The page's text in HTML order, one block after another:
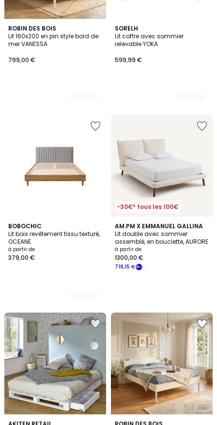
ROBIN DES BOIS
Lit 160x200 en pin style bord de
mer VANESSA
799,00 €
2
Couleurs
SORELH
Lit coffre avec sommier
relevable YOKA
599,99 €
2
Couleurs
BOBOCHIC
Lit bois revêtement tissu texturé,
OCEANE
à partir de
379,00 €
4
Couleurs
-30€* tous les 100€
AM.PM X EMMANUEL GALLINA
Lit double avec sommier
assemblé, en bouclette, AURORE
à partir de
718,15 €
1300,00 €
5